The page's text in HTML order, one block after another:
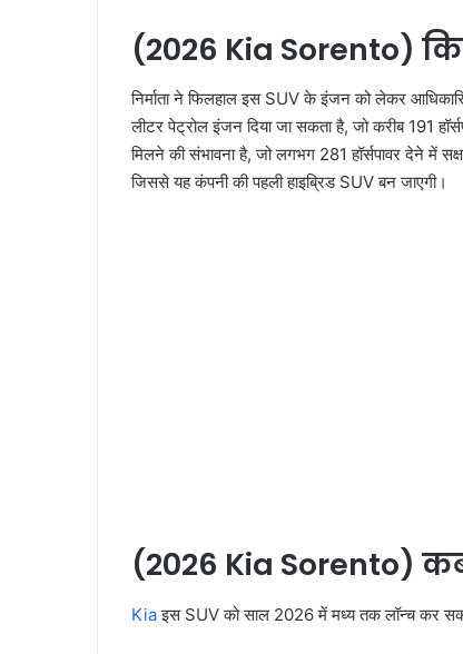
(2026 Kia Sorento)
निर्माता ने फिलहाल इस SUV के इंजन को लेकर
लीटर पेट्रोल इंजन दिया जा सकता है, जो करीब 191
मिलने की संभावना है, जो लगभग 281 हॉर्सपावर देने में
जिससे यह कंपनी की पहली हाइब्रिड SUV बन जाएगी।
(2026 Kia Sorento)
Kiaइस SUV को साल 2026 में मध्य तक लॉन्च कर